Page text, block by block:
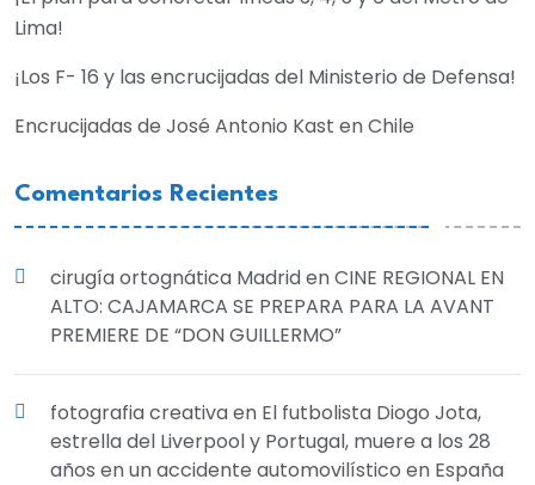
Lima!
¡Los F- 16 y las encrucijadas del Ministerio de Defensa!
Encrucijadas de José Antonio Kast en Chile
Comentarios Recientes
cirugía ortognática MadridenCINE REGIONAL EN
ALTO: CAJAMARCA SE PREPARA PARA LA AVANT
PREMIERE DE “DON GUILLERMO”
fotografia creativaen El futbolista Diogo Jota,
estrella del Liverpool y Portugal, muere a los 28
años en un accidente automovilístico en España